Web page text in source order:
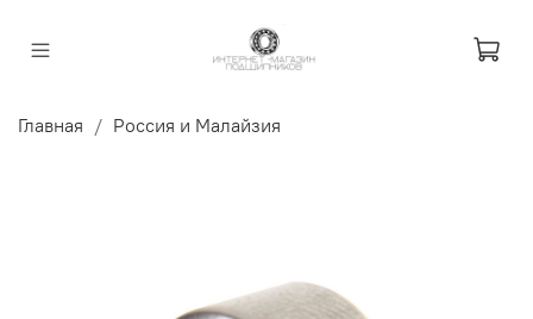
Главная Россия и Малайзия